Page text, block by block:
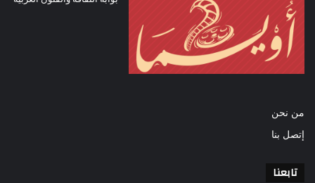
المصابيح المضيئة أو حتى الهاتف المحمول
وتحركيها يدوياً أثناء التعريض الضوئي الطويل
إلى تأثيرات تشبه الرسم بالضوء ما يمنح الصور
طابعاً فريداً ومتميزاً”.
من نحن
إتصل بنا
تابعنا